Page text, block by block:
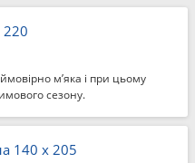
220
м’яка і при цьому
сезону.
140 x 205